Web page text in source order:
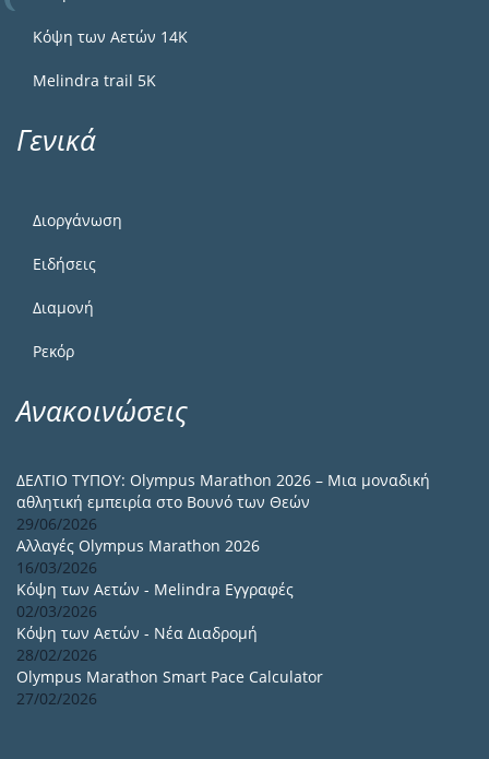
Κόψη των Αετών 14Κ
Melindra trail 5Κ
Γενικά
Διοργάνωση
Ειδήσεις
Διαμονή
Ρεκόρ
Ανακοινώσεις
ΔΕΛΤΙΟ ΤΥΠΟΥ: Olympus Marathon 2026 – Μια μοναδική
αθλητική εμπειρία στο Βουνό των Θεών
29/06/2026
Αλλαγές Olympus Marathon 2026
16/03/2026
Κόψη των Αετών - Melindra Εγγραφές
02/03/2026
Κόψη των Αετών - Νέα Διαδρομή
28/02/2026
Olympus Marathon Smart Pace Calculator
27/02/2026